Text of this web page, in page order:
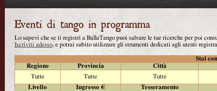
Lo sapevi che se ti registri a BallaTango puoi salvare le tue ricerche per poi
Iscriviti adesso, e potrai subito utilizzare gli strumenti dedicati agli utenti
Stai
Regione
Provincia
Città
Tutte
Tutte
Tutte
Livello
Ingresso €
Tesseramento